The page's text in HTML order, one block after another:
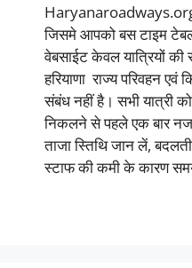
Haryanaroadways.org
जिसमे आपको बस टाइम
वेबसाईट केवल यात्रियों की
हरियाणा राज्य परिवहन
संबंध नहीं है। सभी यात्री
निकलने से पहले एक बार
ताजा स्तिथि जान लें,
स्टाफ की कमी के कारण